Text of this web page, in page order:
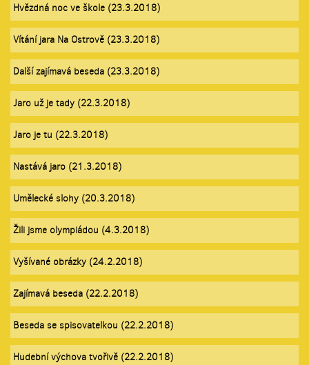
Hvězdná noc ve škole (23.3.2018)
Vítání jara Na Ostrově (23.3.2018)
Další zajímavá beseda (23.3.2018)
Jaro už je tady (22.3.2018)
Jaro je tu (22.3.2018)
Nastává jaro (21.3.2018)
Umělecké slohy (20.3.2018)
Žili jsme olympiádou (4.3.2018)
Vyšívané obrázky (24.2.2018)
Zajímavá beseda (22.2.2018)
Beseda se spisovatelkou (22.2.2018)
Hudební výchova tvořivě (22.2.2018)